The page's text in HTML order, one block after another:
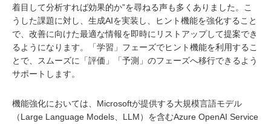
着目して分析すれば効果的か”を尋ねる声も多くありました。こ
うした課題に対し、生成AIを実装し、ヒント機能を強化すること
で、改善に向けた最適な情報を即時にリストアップして提案でき
るようになります。「学習」フェーズでヒント機能を利用するこ
とで、スムーズに「評価」「予測」のフェーズへ移行できるよう
サポートします。
機能強化においては、Microsoftが提供する大規模言語モデル
（Large Language Models、LLM）を含むAzure OpenAI Service